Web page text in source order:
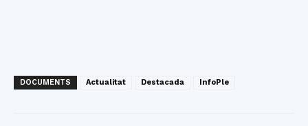
DOCUMENTS Actualitat Destacada InfoPle